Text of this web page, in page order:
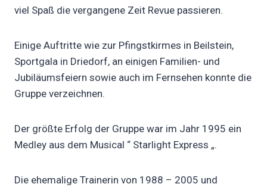
viel Spaß die vergangene Zeit Revue passieren.
Einige Auftritte wie zur Pfingstkirmes in Beilstein,
Sportgala in Driedorf, an einigen Familien- und
Jubiläumsfeiern sowie auch im Fernsehen konnte die
Gruppe verzeichnen.
Der größte Erfolg der Gruppe war im Jahr 1995 ein
Medley aus dem Musical “ Starlight Express „.
Die ehemalige Trainerin von 1988 – 2005 und